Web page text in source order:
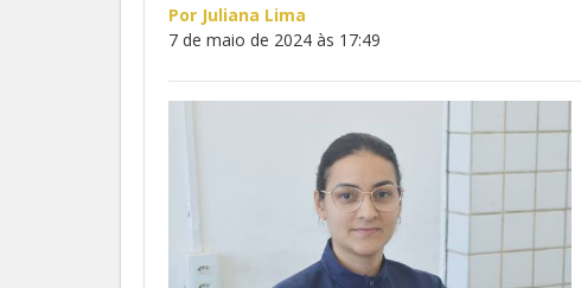
Por Juliana Lima
7 de maio de 2024 às 17:49